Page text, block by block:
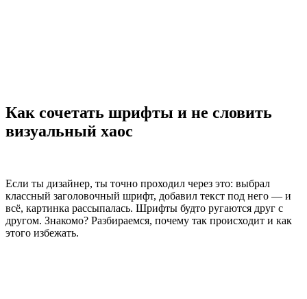
Как сочетать шрифты и не словить
визуальный хаос
Если ты дизайнер, ты точно проходил через это: выбрал
классный заголовочный шрифт, добавил текст под него — и
всё, картинка рассыпалась. Шрифты будто ругаются друг с
другом. Знакомо? Разбираемся, почему так происходит и как
этого избежать.